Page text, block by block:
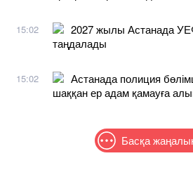
15:02
2027 жылы Астанада
таңдалады
15:02
Астанада полиция
шаққан ер адам қамауға
Басқа